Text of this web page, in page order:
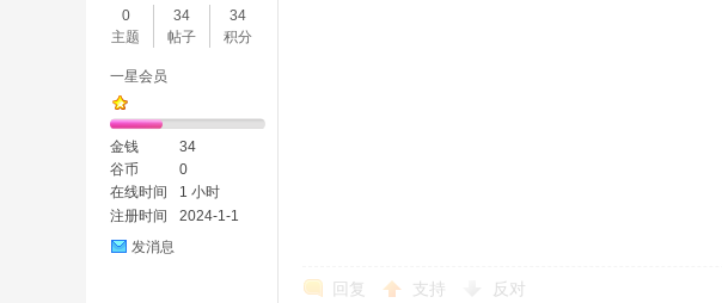
0
主题
34
帖子
34
积分
一星会员
金钱
34
谷币
0
在线时间
1 小时
注册时间
2024-1-1
发消息
回复 支持 反对